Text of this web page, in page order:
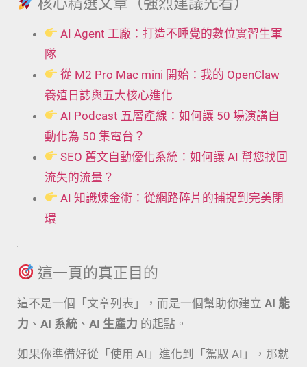
AI Agent 工廠：打造不睡覺的數位實習生軍
隊
從 M2 Pro Mac mini 開始：我的 OpenClaw
養殖日誌與五大核心進化
AI Podcast 五層產線：如何讓 50 場演講自
動化為 50 集電台？
SEO 舊文自動優化系統：如何讓 AI 幫您找回
流失的流量？
AI 知識煉金術：從網路碎片的捕捉到完美閉
環
這一頁的真正目的
這不是一個「文章列表」，而是一個幫助你建立 AI 能
力 、 AI 系統 、 AI 生產力 的起點。
如果你準備好從「使用 AI」進化到「駕馭 AI」，那就